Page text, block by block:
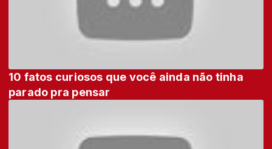
10 fatos curiosos que você ainda não tinha
parado pra pensar